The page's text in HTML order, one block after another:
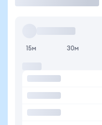
15м 30м